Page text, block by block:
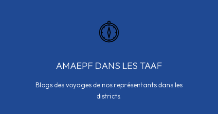
AMAEPF DANS LES TAAF
Blogs des voyages de nos représentants dans les
districts.